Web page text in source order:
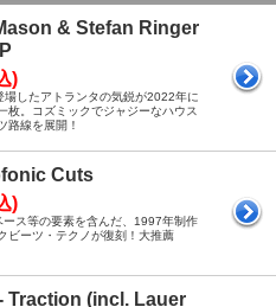
& Stefan Ringer
)
したアトランタの気鋭が2022年に
枚。コズミックでジャジーなハウス
路線を展開！
Cuts
)
ース等の要素を含んだ、1997年制作
ビーツ・テクノが復刻！大推薦
Traction (incl. Lauer